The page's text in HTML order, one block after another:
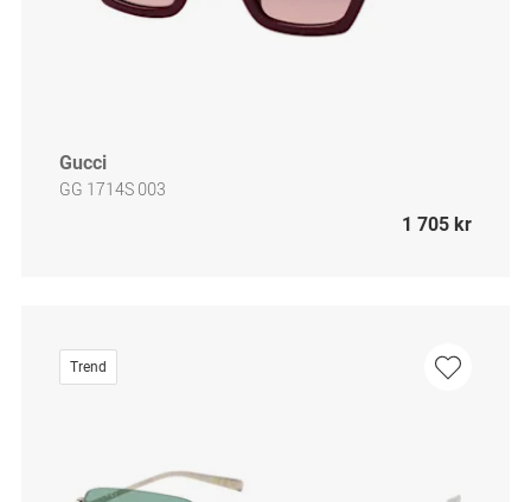
Gucci
GG 1714S 003
1 705 kr
Trend